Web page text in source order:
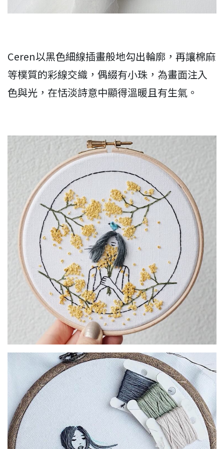
Ceren以黑色細線插畫般地勾出輪廓，再讓棉麻
等樸質的彩線交織，偶綴有小珠，為畫面注入
色與光，在恬淡詩意中顯得溫暖且有生氣。